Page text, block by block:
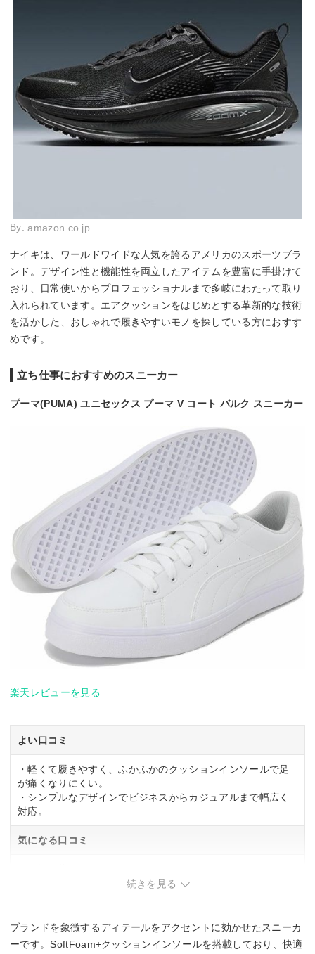
By:amazon.co.jp
ナイキは、ワールドワイドな人気を誇るアメリカのスポーツブラ
ンド。デザイン性と機能性を両立したアイテムを豊富に手掛けて
おり、日常使いからプロフェッショナルまで多岐にわたって取り
入れられています。エアクッションをはじめとする革新的な技術
を活かした、おしゃれで履きやすいモノを探している方におすす
めです。
立ち仕事におすすめのスニーカー
プーマ(PUMA) ユニセックス プーマ V コート バルク スニーカー
楽天レビューを見る
よい口コミ
・軽くて履きやすく、ふかふかのクッションインソールで足
が痛くなりにくい。
・シンプルなデザインでビジネスからカジュアルまで幅広く
対応。
気になる口コミ
・甲高でない方には少し重く感じる場合がある。
続きを見る
ブランドを象徴するディテールをアクセントに効かせたスニーカ
ーです。SoftFoam+クッションインソールを搭載しており、快適